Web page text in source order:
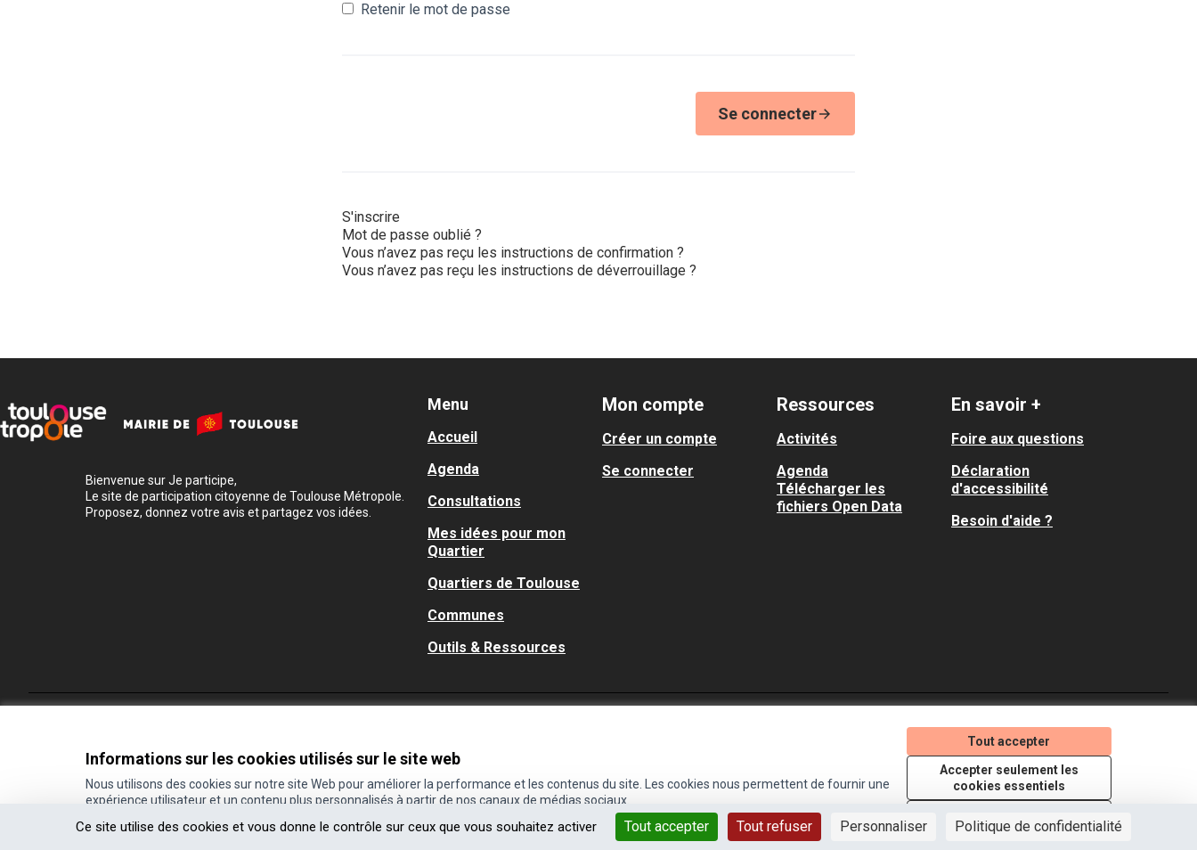
Ce site utilise des cookies et vous donne le contrôle sur ceux que vous souhaitez activer Tout accepter Tout refuser Personnaliser Politique de confidentialité
Informations sur les cookies utilisés sur le site web
Nous utilisons des cookies sur notre site Web pour améliorer la performance et les contenus du site. Les cookies nous permettent de fournir une
expérience utilisateur et un contenu plus personnalisés à partir de nos canaux de médias sociaux.
Tout accepter
Accepter seulement les
cookies essentiels
Retenir le mot de passe
Se connecter
S'inscrire
Mot de passe oublié ?
Vous n’avez pas reçu les instructions de confirmation ?
Vous n’avez pas reçu les instructions de déverrouillage ?
Bienvenue sur Je participe,
Le site de participation citoyenne de Toulouse Métropole.
Proposez, donnez votre avis et partagez vos idées.
Menu
Accueil
Agenda
Consultations
Mes idées pour mon
Quartier
Quartiers de Toulouse
Communes
Outils & Ressources
Mon compte
Créer un compte
Se connecter
Ressources
Activités
Agenda
Télécharger les
fichiers Open Data
En savoir +
Foire aux questions
Déclaration
d'accessibilité
Besoin d'aide ?
(Lien externe)
(Lien externe)
(Lien externe)
(Lien externe)
Site réalisé grâce aulogiciel libre Decidim
(Lien externe)
.
Licence Creative
(Lien externe)